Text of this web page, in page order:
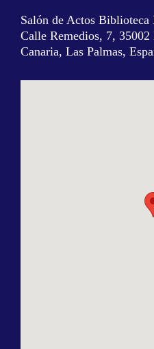
Salón de Actos Biblioteca
Calle Remedios, 7, 35002
Canaria, Las Palmas,